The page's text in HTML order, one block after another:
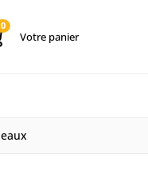
0
Votre panier